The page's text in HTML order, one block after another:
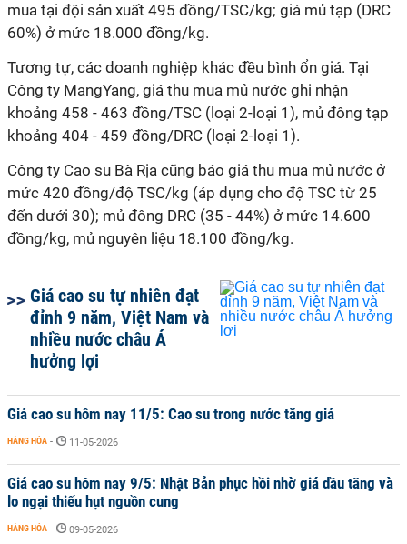
mua tại đội sản xuất 495 đồng/TSC/kg; giá mủ tạp (DRC
60%) ở mức 18.000 đồng/kg.
Tương tự, các doanh nghiệp khác đều bình ổn giá. Tại
Công ty MangYang, giá thu mua mủ nước ghi nhận
khoảng 458 - 463 đồng/TSC (loại 2-loại 1), mủ đông tạp
khoảng 404 - 459 đồng/DRC (loại 2-loại 1).
Công ty Cao su Bà Rịa cũng báo giá thu mua mủ nước ở
mức 420 đồng/độ TSC/kg (áp dụng cho độ TSC từ 25
đến dưới 30); mủ đông DRC (35 - 44%) ở mức 14.600
đồng/kg, mủ nguyên liệu 18.100 đồng/kg.
Giá cao su tự nhiên đạt
đỉnh 9 năm, Việt Nam và
nhiều nước châu Á
hưởng lợi
Giá cao su hôm nay 11/5: Cao su trong nước tăng giá
HÀNG HÓA - 11-05-2026
Giá cao su hôm nay 9/5: Nhật Bản phục hồi nhờ giá dầu tăng và
lo ngại thiếu hụt nguồn cung
HÀNG HÓA - 09-05-2026